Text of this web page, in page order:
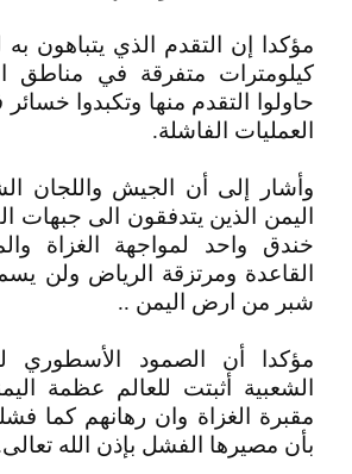
مؤكدا إن التقدم الذي يتباهون
كيلومترات متفرقة في مناطق
حاولوا التقدم منها وتكبدوا
العمليات الفاشلة.
وأشار إلى أن الجيش واللجان
اليمن الذين يتدفقون الى جبهات
خندق واحد لمواجهة الغزاة
القاعدة ومرتزقة الرياض ولن
شبر من ارض اليمن ..
مؤكدا أن الصمود اﻷسطوري
الشعبية أثبتت للعالم عظمة
مقبرة الغزاة وان رهانهم كما
بأن مصيرها الفشل بإذن الله